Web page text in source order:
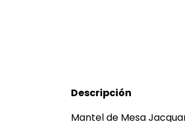
Descripción
Mantel de Mesa